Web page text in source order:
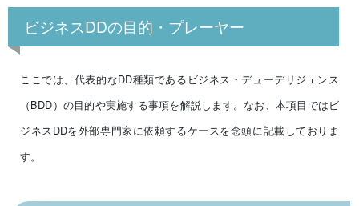
ビジネスDDの目的・プレーヤー
ここでは、代表的なDD種類であるビジネス・デューデリジェンス
（BDD）の目的や実施する事項を解説します。なお、本項目ではビ
ジネスDDを外部専門家に依頼するケースを念頭に記載しておりま
す。